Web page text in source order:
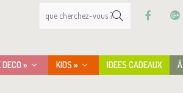
DECO » KIDS » IDEES CADEAUX